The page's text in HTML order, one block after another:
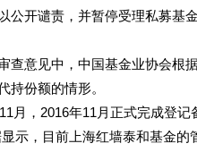
公开谴责，并暂停受理私募
查意见中，中国基金业协会根
持份额的情形。
月，2016年11月正式完成登
示，目前上海红墙泰和基金